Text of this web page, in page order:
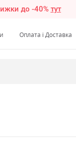
до -40% тут
Оплата і Доставка